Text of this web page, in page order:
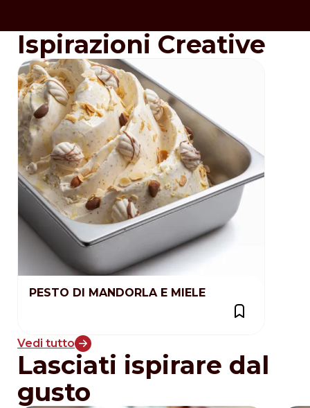
Ispirazioni Creative
PESTO DI MANDORLA E MIELE
Vedi tutto
Lasciati ispirare dal
gusto